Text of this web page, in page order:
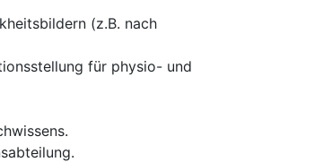
(z.B. nach
für physio- und